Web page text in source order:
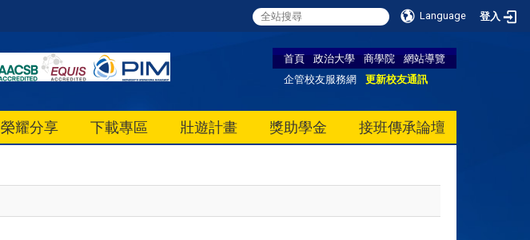
Language 登入
首頁 政治大學 商學院
網站導覽
企管校友服務網
更新校友通訊
榮耀分享 下載專區 壯遊計畫 獎助學金 接班傳承論壇